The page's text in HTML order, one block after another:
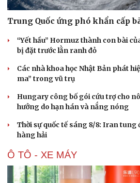
Trung Quốc ứng phó khẩn cấp
“Yết hầu” Hormuz thành con bài
bị đặt trước lằn ranh đỏ
Các nhà khoa học Nhật Bản phát
ma” trong vũ trụ
Hungary công bố gói cứu trợ cho
hưởng do hạn hán và nắng nóng
Thời sự quốc tế sáng 8/8: Iran tung
hàng hải
Ô TÔ - XE MÁY